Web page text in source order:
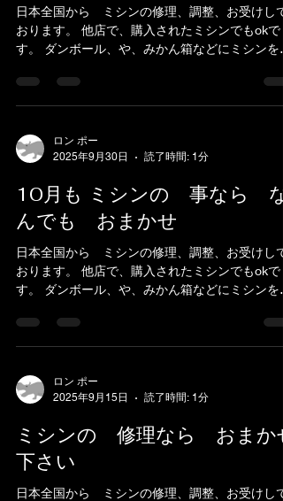
日本全国から ミシンの修理、調整、お受けして
おります。 他店で、購入されたミシンでもokで
す。 ダンボール、や、みかん箱などにミシンを入
詰めて、 ガムテープで、フタを閉めてお送りくだ
さい。...
ロン ポー
2025年9月30日
読了時間: 1分
10月も ミシンの 事なら な
んでも おまかせ
日本全国から ミシンの修理、調整、お受けして
おります。 他店で、購入されたミシンでもokで
す。 ダンボール、や、みかん箱などにミシンを入
詰めて、 ガムテープで、フタを閉めてお送りくだ
さい。...
ロン ポー
2025年9月15日
読了時間: 1分
ミシンの 修理なら おまか
下さい
日本全国から ミシンの修理、調整、お受けして